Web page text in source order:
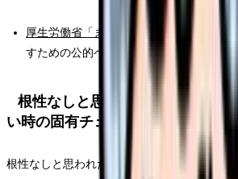
厚生労働省「まもろうよこころ」
：つら
すための公的ページです。
根性なしと思われたくなくて辞
い時の固有チェック
根性なしと思われたくなくて辞められないを